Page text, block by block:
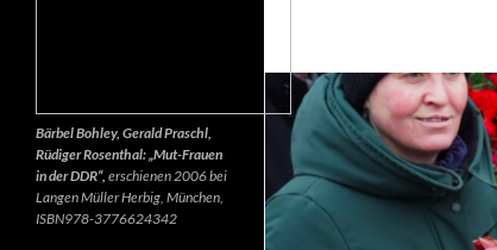
Bärbel Bohley, Gerald Praschl,
Rüdiger Rosenthal: „Mut-Frauen
in der DDR“, erschienen 2006 bei
Langen Müller Herbig, München,
ISBN978-3776624342